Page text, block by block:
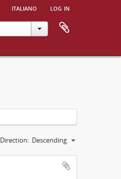
italiano log in
Direction: Descending